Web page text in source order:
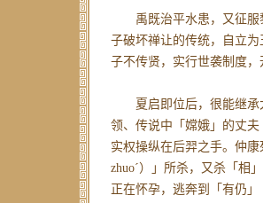
禹既治平水患，又征服
子破坏禅让的传统，自立
子不传贤，实行世袭制度
夏启即位后，很能继承
领、传说中「嫦娥」的丈
实权操纵在后羿之手。仲
zhuoˊ）」所杀，又杀「相
正在怀孕，逃奔到「有仍